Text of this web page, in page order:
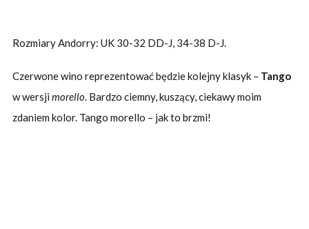
Rozmiary Andorry: UK 30-32 DD-J, 34-38 D-J.
Czerwone wino reprezentować będzie kolejny klasyk – Tango
w wersji morello. Bardzo ciemny, kuszący, ciekawy moim
zdaniem kolor. Tango morello – jak to brzmi!